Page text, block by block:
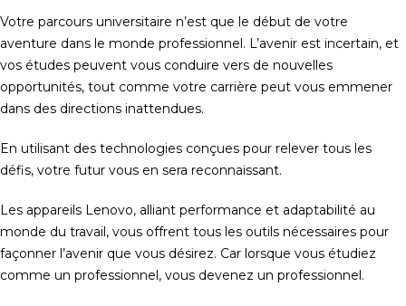
Votre parcours universitaire n’est que le début de votre
aventure dans le monde professionnel. L’avenir est incertain, et
vos études peuvent vous conduire vers de nouvelles
opportunités, tout comme votre carrière peut vous emmener
dans des directions inattendues.
En utilisant des technologies conçues pour relever tous les
défis, votre futur vous en sera reconnaissant.
Les appareils Lenovo, alliant performance et adaptabilité au
monde du travail, vous offrent tous les outils nécessaires pour
façonner l’avenir que vous désirez. Car lorsque vous étudiez
comme un professionnel, vous devenez un professionnel.